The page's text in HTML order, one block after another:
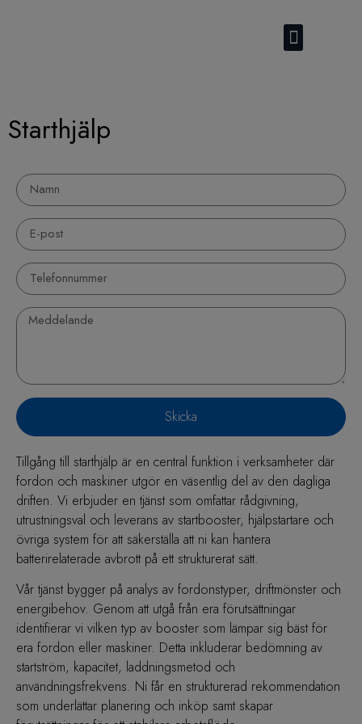
Starthjälp
Skicka
Tillgång till starthjälp är en central funktion i verksamheter där
fordon och maskiner utgör en väsentlig del av den dagliga
driften. Vi erbjuder en tjänst som omfattar rådgivning,
utrustningsval och leverans av startbooster, hjälpstartare och
övriga system för att säkerställa att ni kan hantera
batterirelaterade avbrott på ett strukturerat sätt.
Vår tjänst bygger på analys av fordonstyper, driftmönster och
energibehov. Genom att utgå från era förutsättningar
identifierar vi vilken typ av booster som lämpar sig bäst för
era fordon eller maskiner. Detta inkluderar bedömning av
startström, kapacitet, laddningsmetod och
användningsfrekvens. Ni får en strukturerad rekommendation
som underlättar planering och inköp samt skapar